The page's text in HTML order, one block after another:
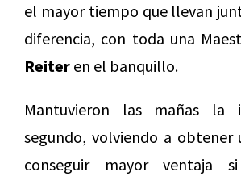
el mayor tiempo que llevan
diferencia, con toda una
Reiter en el banquillo.
Mantuvieron las mañas la
segundo, volviendo a obtener
conseguir mayor ventaja